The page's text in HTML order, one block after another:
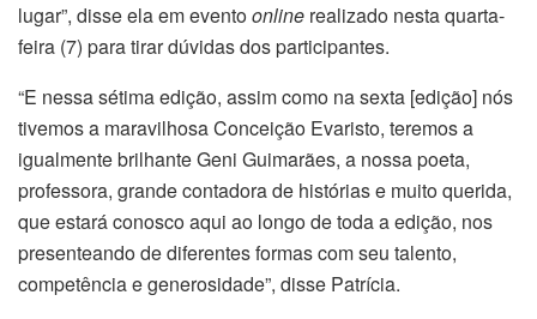
lugar”, disse ela em eventoonline realizado nesta quarta-
feira (7) para tirar dúvidas dos participantes.
“E nessa sétima edição, assim como na sexta [edição] nós
tivemos a maravilhosa Conceição Evaristo, teremos a
igualmente brilhante Geni Guimarães, a nossa poeta,
professora, grande contadora de histórias e muito querida,
que estará conosco aqui ao longo de toda a edição, nos
presenteando de diferentes formas com seu talento,
competência e generosidade”, disse Patrícia.